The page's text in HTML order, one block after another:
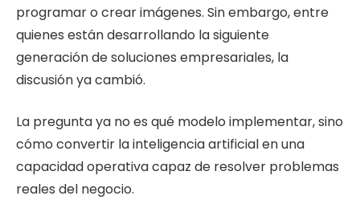
programar o crear imágenes. Sin embargo, entre
quienes están desarrollando la siguiente
generación de soluciones empresariales, la
discusión ya cambió.
La pregunta ya no es qué modelo implementar, sino
cómo convertir la inteligencia artificial en una
capacidad operativa capaz de resolver problemas
reales del negocio.